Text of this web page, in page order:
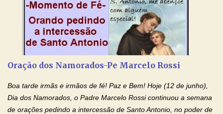
relacionamentos. Seu relacionamento está doente? Você está
sofrendo? Então ouça o Momento de Fé e entre nesta corrente
de orações abençoadas, d eixe o Amor Ágape de Jesus curar e
restaurar você e seu relacionamento. Adriana-Devoção e Fé
Oração Pelos Casais Que Estão Separados Casais que estão
separados, devido ao envolvimento de outras pessoas no
relacionamento e que minaram, espiritualmente, a relação do
casal. Vamos orar (coloque o seu esposo ou esposa diante de
Deus). "Senhor Jesus, restaura os laços ...
Oração dos Namorados-Pe Marcelo Rossi
Boa tarde irmãs e irmãos de fé! Paz e Bem! Hoje (12 de junho),
Dia dos Namorados, o Padre Marcelo Rossi continuou a semana
de orações pedindo a intercessão de Santo Antonio, no poder de